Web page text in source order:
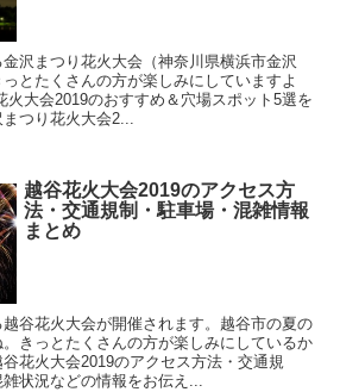
沢まつり花火大会（神奈川県横浜市金沢
とたくさんの方が楽しみにしていますよ
火大会2019のおすすめ＆穴場スポット5選を
つり花火大会2...
越谷花火大会2019のアクセス方
法・交通規制・駐車場・混雑情報
まとめ
谷花火大会が開催されます。越谷市の夏の
きっとたくさんの方が楽しみにしているか
花火大会2019のアクセス方法・交通規
状況などの情報をお伝え...